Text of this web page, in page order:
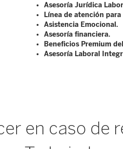
Asesoría Jurídica
Línea de atención
Asistencia Emocional.
Asesoría financiera.
Beneficios Premium
Asesoría Laboral
en caso de